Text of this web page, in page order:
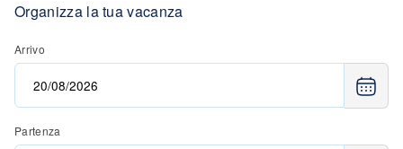
Organizza la tua vacanza
Arrivo
Partenza